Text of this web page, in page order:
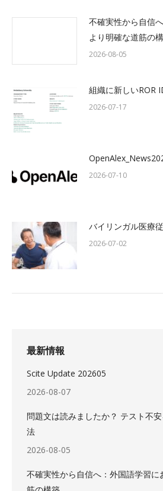
不確実性から自信
より明確な道筋の
2026-08-05
組織に新しいROR
2026-07-17
2026-07-10
バイリンガル医療
2026-07-02
最新情報
Scite Update 202605
2026-08-07
問題文は読みましたか？ テスト不
法
2026-08-05
不確実性から自信へ：外国語学習に